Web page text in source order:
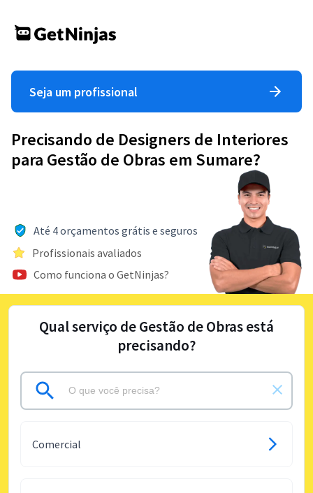
Seja um profissional
Precisando de Designers de Interiores
para Gestão de Obras em Sumare?
Até 4 orçamentos grátis e seguros
Profissionais avaliados
Como funciona o GetNinjas?
Qual serviço de Gestão de Obras está
precisando?
Comercial